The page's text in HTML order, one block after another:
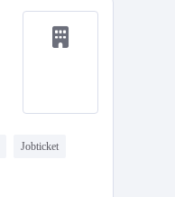
Jobticket